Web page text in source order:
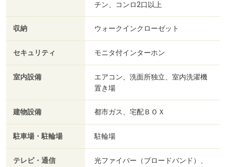
チン、コンロ2口以上
収納 ウォークインクローゼット
セキュリティ モニタ付インターホン
室内設備
エアコン、洗面所独立、室内洗濯機
置き場
建物設備 都市ガス、宅配ＢＯＸ
駐車場・駐輪場 駐輪場
テレビ・通信
光ファイバー（ブロードバンド）、